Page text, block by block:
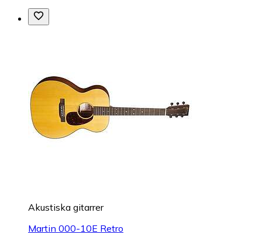
Akustiska gitarrer
Martin 000-10E Retro